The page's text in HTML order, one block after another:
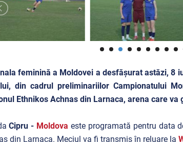
feminină a Moldovei a desfășurat astăzi, 8
din cadrul preliminariilor Campionatului
Ethnikos Achnas din Larnaca, arena care
Cipru - Moldova este programată pentru data
din Larnaca. Meciul va fi transmis în reluare la